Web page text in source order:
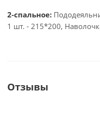
2-спальное:
1 шт. - 215*200,
Отзывы